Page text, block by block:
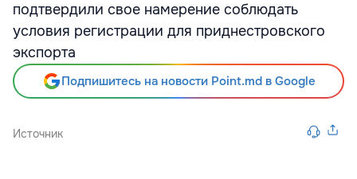
подтвердили свое намерение соблюдать
условия регистрации для приднестровского
экспорта
Подпишитесь на новости Point.md в Google
Источник